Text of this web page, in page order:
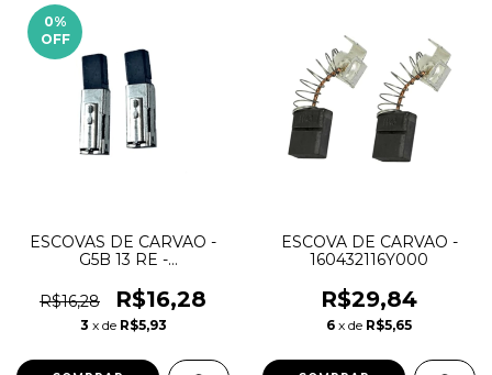
0%
OFF
ESCOVAS DE CARVAO -
G5B 13 RE -
BOSCH
R$16,28 R$16,28
3 x de R$5,93
ESCOVA DE CARVAO -
160432116Y000
R$29,84
6 x de R$5,65